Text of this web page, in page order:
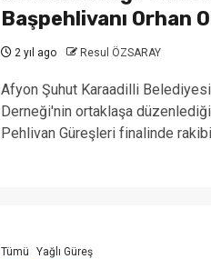
Başpehlivanı Orhan
2 yıl ago Resul ÖZSARAY
Afyon Şuhut Karaadilli
Derneği'nin ortaklaşa
Pehlivan Güreşleri finalinde
Tümü Yağlı Güreş